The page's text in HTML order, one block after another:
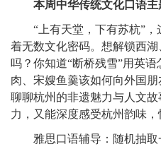
本周中华传统文化口语主
“上有天堂，下有苏杭”
着无数文化密码。想解锁西
吗？你知道“断桥残雪”用英
肉、宋嫂鱼羹该如何向外国
聊聊杭州的非遗魅力与人文
力，又能深度感受杭州韵味，
雅思口语辅导：随机抽取